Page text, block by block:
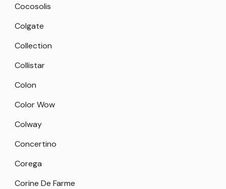
Cocosolis
Colgate
Collection
Collistar
Colon
Color Wow
Colway
Concertino
Corega
Corine De Farme